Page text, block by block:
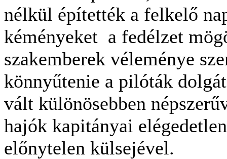
nélkül építették a felkelő
kéményeket a fedélzet
szakemberek véleménye
könnyűtenie a pilóták
vált különösebben
hajók kapitányai
előnytelen külsejével.